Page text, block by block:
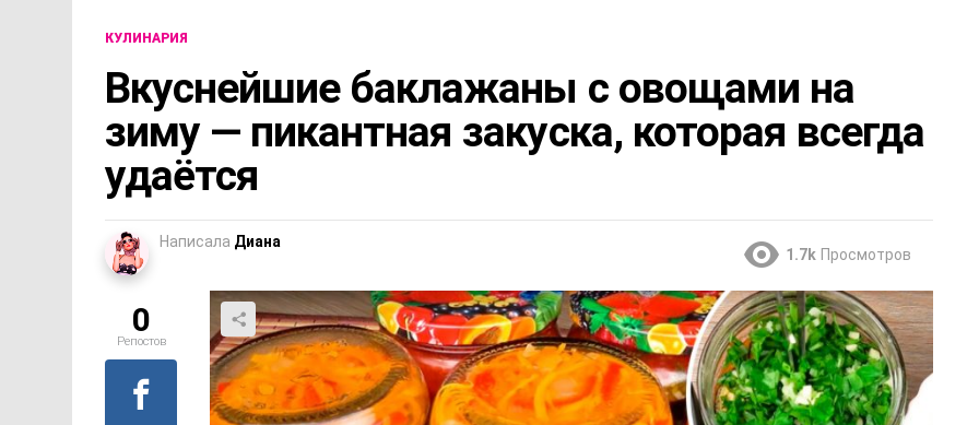
КУЛИНАРИЯ
Вкуснейшие баклажаны с овощами на
зиму — пикантная закуска, которая всегда
удаётся
Написала Диана
1.7k Просмотров
0
Репостов